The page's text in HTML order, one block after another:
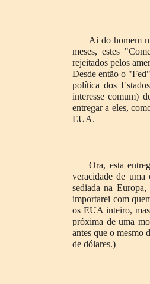
Ai do homem
meses, estes
rejeitados pelos
Desde então o
política dos
interesse comum)
entregar a eles,
EUA.
Ora, esta
veracidade de
sediada na
importarei com
os EUA inteiro,
próxima de uma
antes que o mesmo
de dólares.)